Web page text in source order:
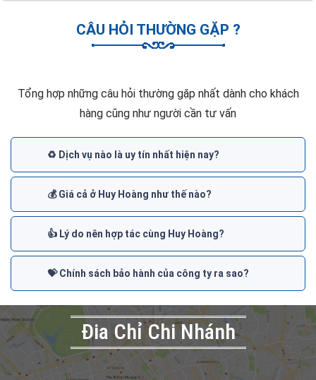
CÂU HỎI THƯỜNG GẶP ?
Tổng hợp những câu hỏi thường gặp nhất dành cho khách
hàng cũng như người cần tư vấn
♻️ Dịch vụ nào là uy tín nhất hiện nay?
💰 Giá cả ở Huy Hoàng như thế nào?
👍 Lý do nên hợp tác cùng Huy Hoàng?
💝 Chính sách bảo hành của công ty ra sao?
Đia Chỉ Chi Nhánh